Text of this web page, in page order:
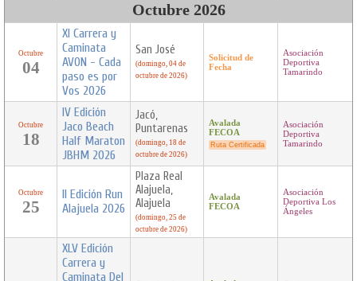
Octubre 2026
Octubre
04
XI Carrera y
Caminata
AVON - Cada
paso es por
Vos 2026
San José
(domingo, 04 de
octubre de 2026)
Solicitud de
Fecha
Asociación
Deportiva
Tamarindo
Octubre
18
IV Edición
Jaco Beach
Half Maraton
JBHM 2026
Jacó,
Puntarenas
(domingo, 18 de
octubre de 2026)
Avalada
FECOA
Ruta Certificada
Asociación
Deportiva
Tamarindo
Octubre
25
II Edición Run
Alajuela 2026
Plaza Real
Alajuela,
Alajuela
(domingo, 25 de
octubre de 2026)
Avalada
FECOA
Asociación
Deportiva Los
Ángeles
XLV Edición
Carrera y
Caminata Del